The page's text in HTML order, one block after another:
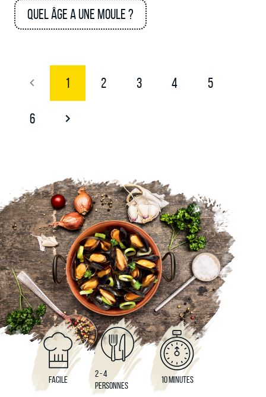
Quel âge a une moule ?
1 2 3 4 5
6
FACILE
2 - 4
PERSONNES
10 MINUTES